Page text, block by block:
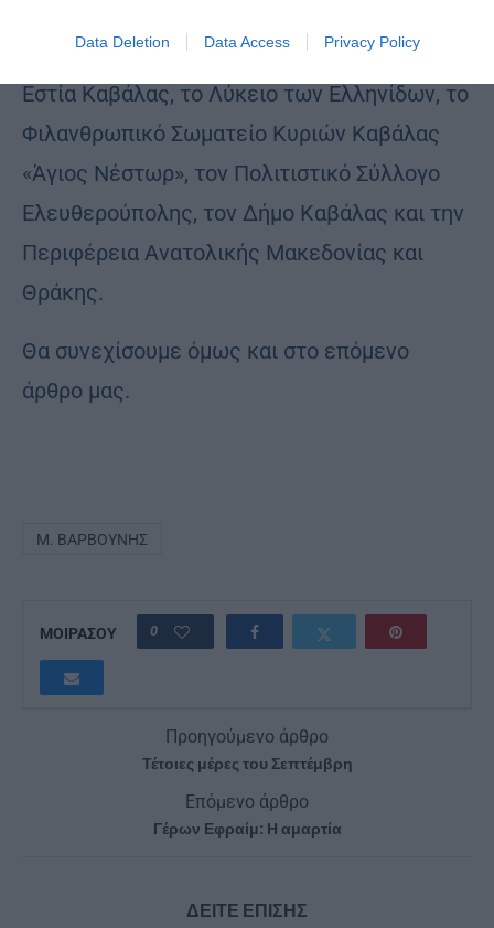
Data Deletion Data Access Privacy Policy
Αδελφότητα Κυριών Καβάλας, την Θρακική
Εστία Καβάλας, το Λύκειο των Ελληνίδων, το
Φιλανθρωπικό Σωματείο Κυριών Καβάλας
«Άγιος Νέστωρ», τον Πολιτιστικό Σύλλογο
Ελευθερούπολης, τον Δήμο Καβάλας και την
Περιφέρεια Ανατολικής Μακεδονίας και
Θράκης.
Θα συνεχίσουμε όμως και στο επόμενο
άρθρο μας.
Μ. ΒΑΡΒΟΎΝΗΣ
ΜΟΙΡΑΣΟΥ 0
Προηγούμενο άρθρο
Τέτοιες μέρες του Σεπτέμβρη
Επόμενο άρθρο
Γέρων Εφραίμ: Η αμαρτία
ΔΕΙΤΕ ΕΠΙΣΗΣ